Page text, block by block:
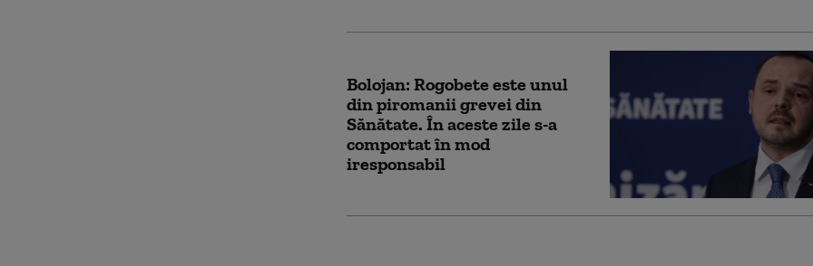
Bolojan: Rogobete este unul
din piromanii grevei din
Sănătate. În aceste zile s-a
comportat în mod
iresponsabil